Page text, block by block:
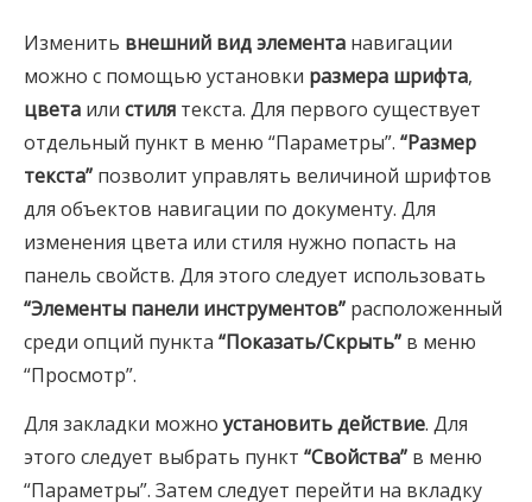
Изменить внешний вид элемента навигации
можно с помощью установки размера шрифта,
цвета или стиля текста. Для первого существует
отдельный пункт в меню “Параметры”. “Размер
текста” позволит управлять величиной шрифтов
для объектов навигации по документу. Для
изменения цвета или стиля нужно попасть на
панель свойств. Для этого следует использовать
“Элементы панели инструментов” расположенный
среди опций пункта “Показать/Скрыть” в меню
“Просмотр”.
Для закладки можно установить действие. Для
этого следует выбрать пункт “Свойства” в меню
“Параметры”. Затем следует перейти на вкладку